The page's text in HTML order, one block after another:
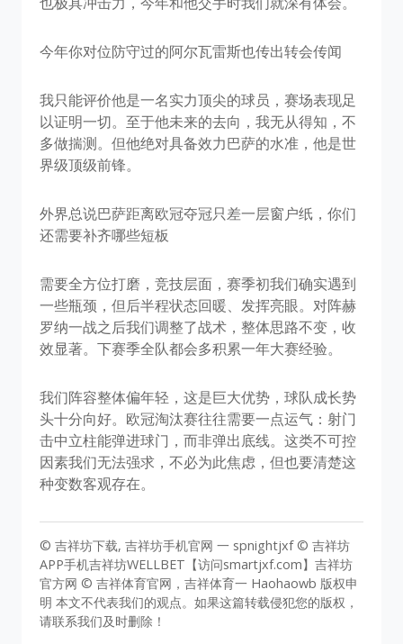
今年你对位防守过的阿尔瓦雷斯也传出转会传闻
我只能评价他是一名实力顶尖的球员，赛场表现足
以证明一切。至于他未来的去向，我无从得知，不
多做揣测。但他绝对具备效力巴萨的水准，他是世
界级顶级前锋。
外界总说巴萨距离欧冠夺冠只差一层窗户纸，你们
还需要补齐哪些短板
需要全方位打磨，竞技层面，赛季初我们确实遇到
一些瓶颈，但后半程状态回暖、发挥亮眼。对阵赫
罗纳一战之后我们调整了战术，整体思路不变，收
效显著。下赛季全队都会多积累一年大赛经验。
我们阵容整体偏年轻，这是巨大优势，球队成长势
头十分向好。欧冠淘汰赛往往需要一点运气：射门
击中立柱能弹进球门，而非弹出底线。这类不可控
因素我们无法强求，不必为此焦虑，但也要清楚这
种变数客观存在。
© 吉祥坊下载, 吉祥坊手机官网 一 spnightjxf © 吉祥坊
APP手机吉祥坊WELLBET【访问smartjxf.com】吉祥坊
官方网 © 吉祥体育官网，吉祥体育一 Haohaowb 版权申
明 本文不代表我们的观点。如果这篇转载侵犯您的版权，
请联系我们及时删除！